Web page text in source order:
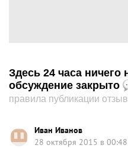
Здесь 24 часа ничего
обсуждение закрыто
правила публикации
Иван Иванов
28 октября 2015 в 00:48